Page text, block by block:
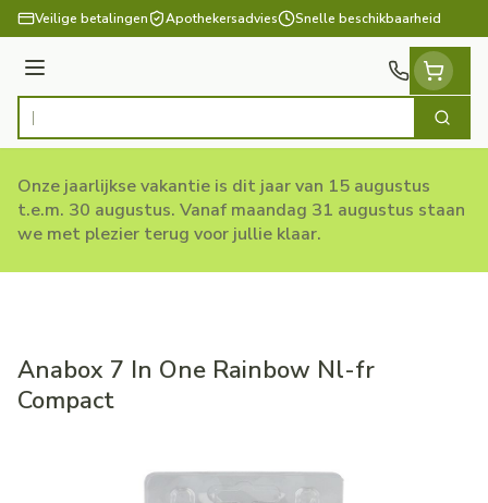
Ga naar de inhoud
Veilige betalingen Apothekersadvies Snelle beschikbaarheid
Menu
Product, merk, categorie... Zoek
Onze jaarlijkse vakantie is dit jaar van 15 augustus
t.e.m. 30 augustus. Vanaf maandag 31 augustus staan
we met plezier terug voor jullie klaar.
Anabox 7 In One Rainbow Nl-fr
Compact